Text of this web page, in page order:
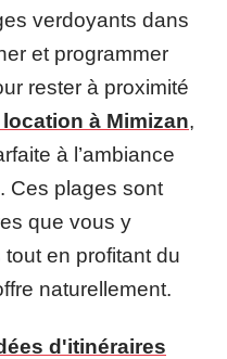
verdoyants dans
et programmer
rester à proximité
à Mimizan,
à l’ambiance
Ces plages sont
que vous y
en profitant du
naturellement.
d'itinéraires